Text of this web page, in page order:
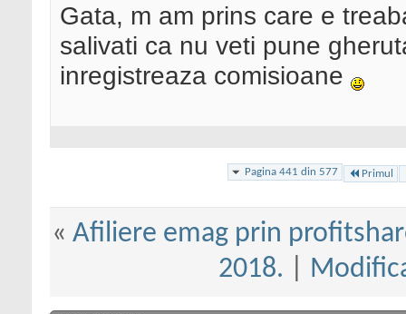
Gata, m am prins care e
salivati ca nu veti pune
inregistreaza comisioane
Pagina 441 din 577 Primul
« Afiliere emag prin
2018.